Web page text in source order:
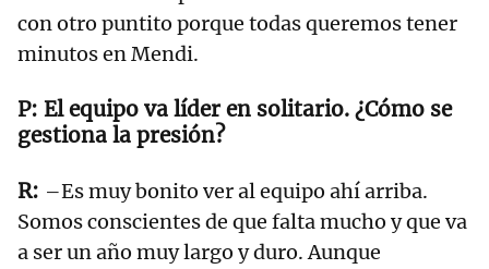
con otro puntito porque todas queremos tener
minutos en Mendi.
El equipo va líder en solitario. ¿Cómo se
gestiona la presión?
–Es muy bonito ver al equipo ahí arriba.
Somos conscientes de que falta mucho y que va
a ser un año muy largo y duro. Aunque